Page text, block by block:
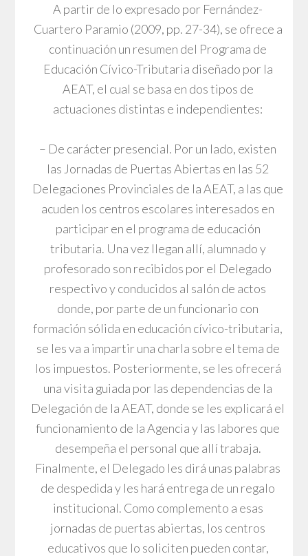
A partir de lo expresado por Fernández-
Cuartero Paramio (2009, pp. 27-34), se ofrece a
continuación un resumen del Programa de
Educación Cívico-Tributaria diseñado por la
AEAT, el cual se basa en dos tipos de
actuaciones distintas e independientes:
– De carácter presencial. Por un lado, existen
las Jornadas de Puertas Abiertas en las 52
Delegaciones Provinciales de la AEAT, a las que
acuden los centros escolares interesados en
participar en el programa de educación
tributaria. Una vez llegan allí, alumnado y
profesorado son recibidos por el Delegado
respectivo y conducidos al salón de actos
donde, por parte de un funcionario con
formación sólida en educación cívico-tributaria,
se les va a impartir una charla sobre el tema de
los impuestos. Posteriormente, se les ofrecerá
una visita guiada por las dependencias de la
Delegación de la AEAT, donde se les explicará el
funcionamiento de la Agencia y las labores que
desempeña el personal que allí trabaja.
Finalmente, el Delegado les dirá unas palabras
de despedida y les hará entrega de un regalo
institucional. Como complemento a esas
jornadas de puertas abiertas, los centros
educativos que lo soliciten pueden contar,